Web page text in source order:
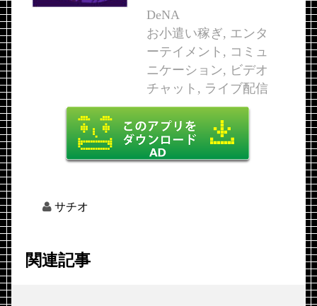
DeNA
お小遣い稼ぎ, エンタ
ーテイメント, コミュ
ニケーション, ビデオ
チャット, ライブ配信
サチオ
関連記事